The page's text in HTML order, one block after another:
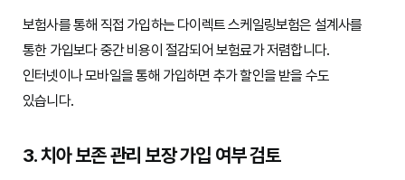
보험사를 통해 직접 가입하는 다이렉트 스케일링보험은 설계사를
통한 가입보다 중간 비용이 절감되어 보험료가 저렴합니다.
인터넷이나 모바일을 통해 가입하면 추가 할인을 받을 수도
있습니다.
3. 치아 보존 관리 보장 가입 여부 검토